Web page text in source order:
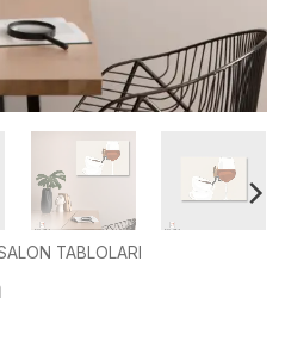
TABLOLARI